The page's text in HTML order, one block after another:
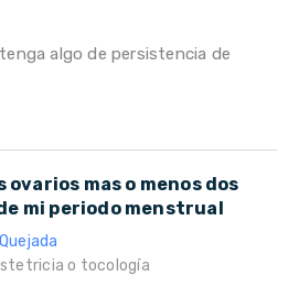
algo de persistencia de
ovarios mas o menos dos
mi periodo menstrual
o tocología